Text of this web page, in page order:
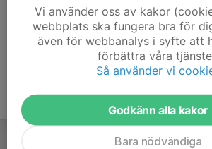
Vi använder oss av kakor
webbplats ska fungera bra för
även för webbanalys i syfte att
förbättra våra
Så använder vi
Godkänn alla kakor
Bara nödvändiga